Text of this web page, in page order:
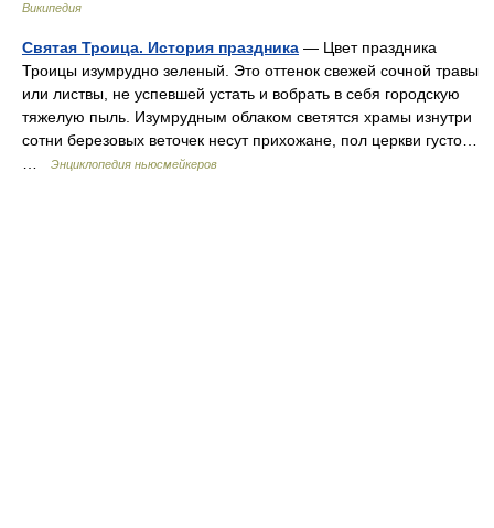
Википедия
Святая Троица. История праздника — Цвет праздника
Троицы изумрудно зеленый. Это оттенок свежей сочной травы
или листвы, не успевшей устать и вобрать в себя городскую
тяжелую пыль. Изумрудным облаком светятся храмы изнутри
сотни березовых веточек несут прихожане, пол церкви густо…
Энциклопедия ньюсмейкеров